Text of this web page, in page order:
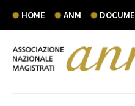
HOME ANM